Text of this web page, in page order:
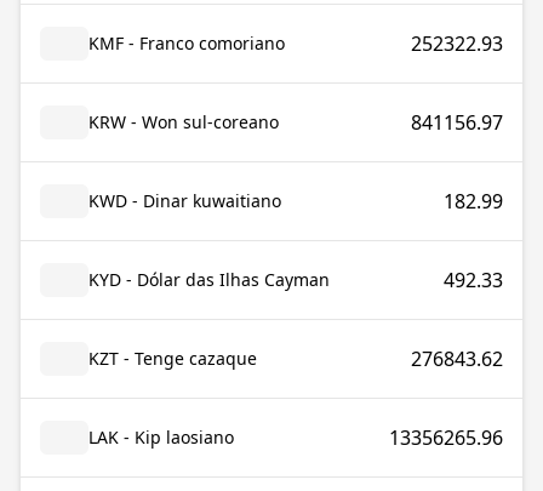
KMF - Franco comoriano 252322.93
KRW - Won sul-coreano 841156.97
KWD - Dinar kuwaitiano 182.99
KYD - Dólar das Ilhas Cayman 492.33
KZT - Tenge cazaque 276843.62
LAK - Kip laosiano 13356265.96